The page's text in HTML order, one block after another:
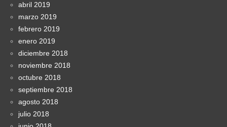
abril 2019
marzo 2019
febrero 2019
enero 2019
diciembre 2018
noviembre 2018
octubre 2018
septiembre 2018
agosto 2018
julio 2018